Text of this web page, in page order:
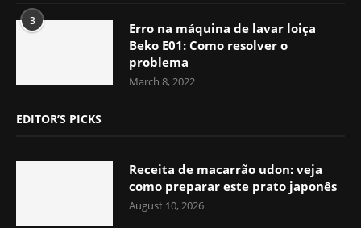
3
Erro na máquina de lavar loiça
Beko E01: Como resolver o
problema
March 8, 2022
EDITOR’S PICKS
Receita de macarrão udon: veja
como preparar este prato japonês
August 10, 2026